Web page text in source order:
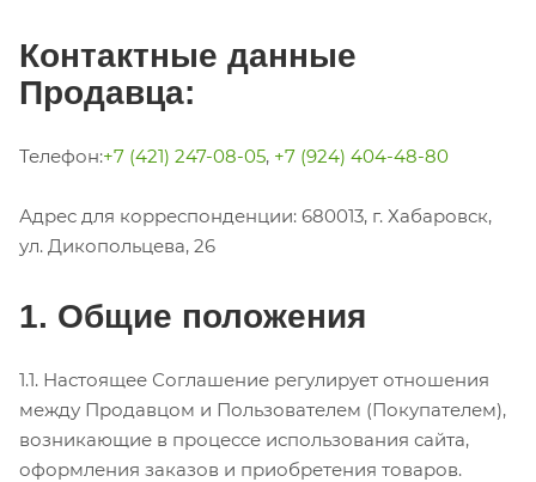
Контактные данные
Продавца:
Телефон:+7 (421) 247-08-05, +7 (924) 404-48-80
Адрес для корреспонденции: 680013, г. Хабаровск,
ул. Дикопольцева, 26
1. Общие положения
1.1. Настоящее Соглашение регулирует отношения
между Продавцом и Пользователем (Покупателем),
возникающие в процессе использования сайта,
оформления заказов и приобретения товаров.